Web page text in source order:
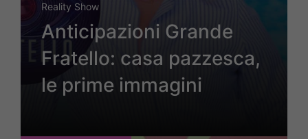
Reality Show
Anticipazioni Grande
Fratello: casa pazzesca,
le prime immagini